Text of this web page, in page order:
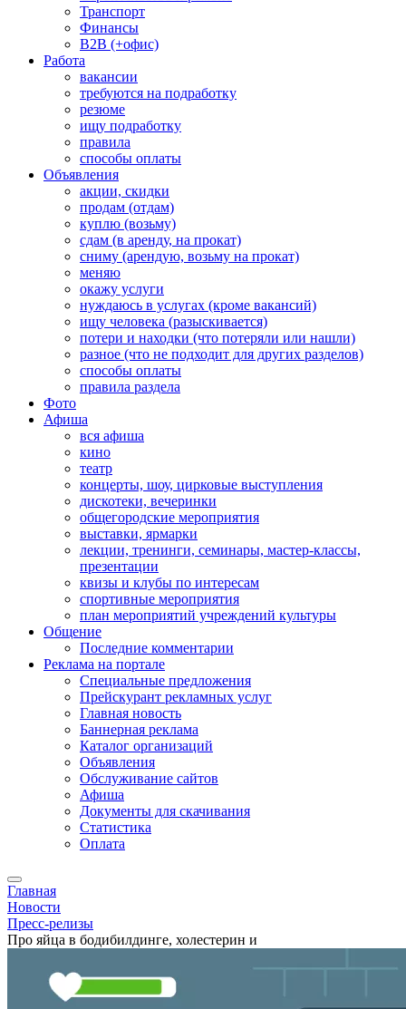
Транспорт
Финансы
B2B (+офис)
Работа
вакансии
требуются на подработку
резюме
ищу подработку
правила
способы оплаты
Объявления
акции, скидки
продам (отдам)
куплю (возьму)
сдам (в аренду, на прокат)
сниму (арендую, возьму на прокат)
меняю
окажу услуги
нуждаюсь в услугах (кроме вакансий)
ищу человека (разыскивается)
потери и находки (что потеряли или нашли)
разное (что не подходит для других разделов)
способы оплаты
правила раздела
Фото
Афиша
вся афиша
кино
театр
концерты, шоу, цирковые выступления
дискотеки, вечеринки
общегородские мероприятия
выставки, ярмарки
лекции, тренинги, семинары, мастер-классы,
презентации
квизы и клубы по интересам
спортивные мероприятия
план мероприятий учреждений культуры
Общение
Последние комментарии
Реклама на портале
Специальные предложения
Прейскурант рекламных услуг
Главная новость
Баннерная реклама
Каталог организаций
Объявления
Обслуживание сайтов
Афиша
Документы для скачивания
Статистика
Оплата
Главная
Новости
Пресс-релизы
Про яйца в бодибилдинге, холестерин и